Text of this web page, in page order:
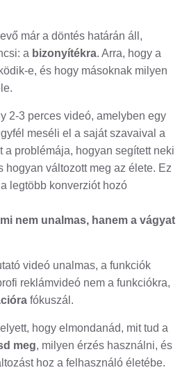
már a döntés határán áll,
a bizonyítékra. Arra, hogy a
e, és hogy másoknak milyen
2-3 perces videó, amelyben egy
meséli el a saját szavaival a
a problémája, hogyan segített neki
hogyan változott meg az élete. Ez
legtöbb konverziót hozó
nem unalmas, hanem a vágyat
videó unalmas, a funkciók
reklámvideó nem a funkciókra,
fókuszál.
hogy elmondanád, mit tud a
meg, milyen érzés használni, és
hoz a felhasználó életébe.